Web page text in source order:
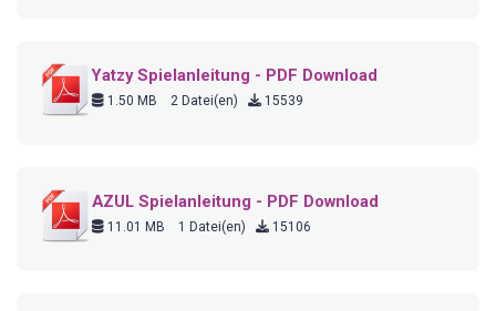
Yatzy Spielanleitung - PDF Download
1.50 MB 2 Datei(en) 15539
AZUL Spielanleitung - PDF Download
11.01 MB 1 Datei(en) 15106